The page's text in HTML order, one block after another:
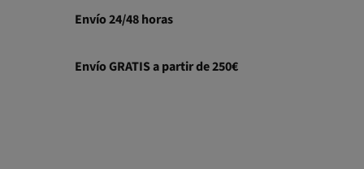
Envío 24/48 horas
Envío GRATIS a partir de 250€